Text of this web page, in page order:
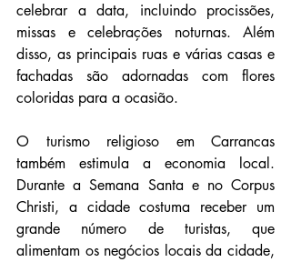
celebrar a data, incluindo procissões,
missas e celebrações noturnas. Além
disso, as principais ruas e várias casas e
fachadas são adornadas com flores
coloridas para a ocasião.
O turismo religioso em Carrancas
também estimula a economia local.
Durante a Semana Santa e no Corpus
Christi, a cidade costuma receber um
grande número de turistas, que
alimentam os negócios locais da cidade,